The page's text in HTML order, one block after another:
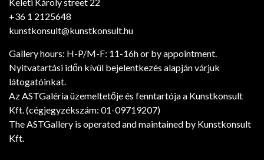
+36 1 2125648
kunstkonsult@kunstkonsult.hu
Gallery hours: H-P/M-F: 11-16h or by appointment.
Nyitvatartási időn kívül bejelentkezés alapján várjuk
látogatóinkat.
Az ASTGaléria üzemeltetője és fenntartója a Kunstkonsult
Kft. (cégjegyzékszám: 01-09719207)
The ASTGallery is operated and maintained by Kunstkonsult
Kft.